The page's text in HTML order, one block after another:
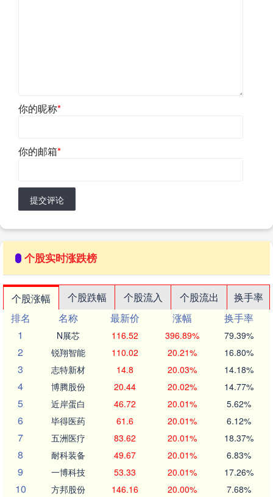
你的昵称*
你的邮箱*
提交评论
个股实时涨跌榜
个股涨幅 个股跌幅 个股流入 个股流出
换手率
排名
名称 最新价 涨幅
换手率
1
N展芯 116.52 396.89% 79.39%
2 锐翔智能 110.02 20.21% 16.80%
3 志特新材 14.8 20.03% 14.18%
4 博腾股份 20.44 20.02% 14.77%
5 近岸蛋白 46.72 20.01% 5.62%
6 毕得医药 61.6 20.01% 6.12%
7 五洲医疗 83.62 20.01% 18.37%
8 耐科装备 49.67 20.01% 6.83%
9 一博科技 53.33 20.01% 17.26%
10 方邦股份 146.16 20.00% 7.68%